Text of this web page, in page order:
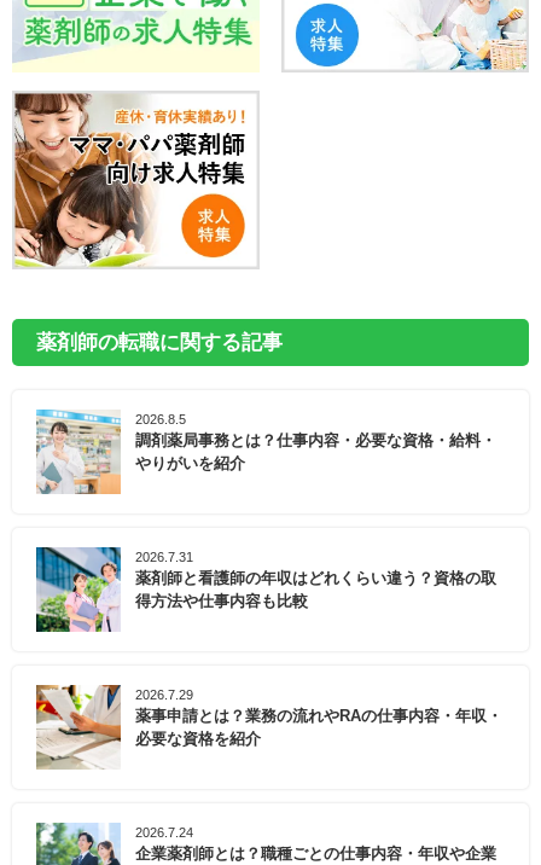
薬剤師の転職に関する記事
2026.8.5
調剤薬局事務とは？仕事内容・必要な資格・給料・
やりがいを紹介
2026.7.31
薬剤師と看護師の年収はどれくらい違う？資格の取
得方法や仕事内容も比較
2026.7.29
薬事申請とは？業務の流れやRAの仕事内容・年収・
必要な資格を紹介
2026.7.24
企業薬剤師とは？職種ごとの仕事内容・年収や企業